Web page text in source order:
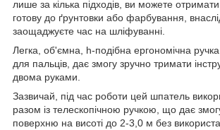
лише за кілька підходів, ви можете
готову до ґрунтовки або фарбування,
заощаджуєте час на шліфуванні.
Легка, об'ємна, h-подібна ергономічна
для пальців, дає змогу зручно тримати
двома руками.
Зазвичай, під час роботи цей шпатель
разом із телескопічною ручкою, що дає
поверхню на висоті до 2-3,0 м без